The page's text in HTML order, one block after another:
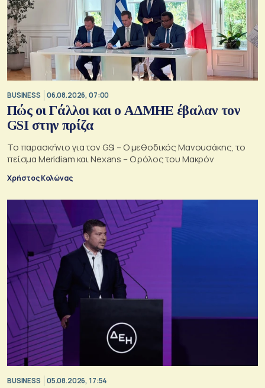
BUSINESS 06.08.2026, 07:00
Πώς οι Γάλλοι και ο ΑΔΜΗΕ έβαλαν τον
GSI στην πρίζα
Το παρασκήνιο για τον GSI – Ο μεθοδικός Μανουσάκης, το
πείσμα Meridiam και Nexans – Ο ρόλος του Μακρόν
Χρήστος Κολώνας
BUSINESS 05.08.2026, 17:54